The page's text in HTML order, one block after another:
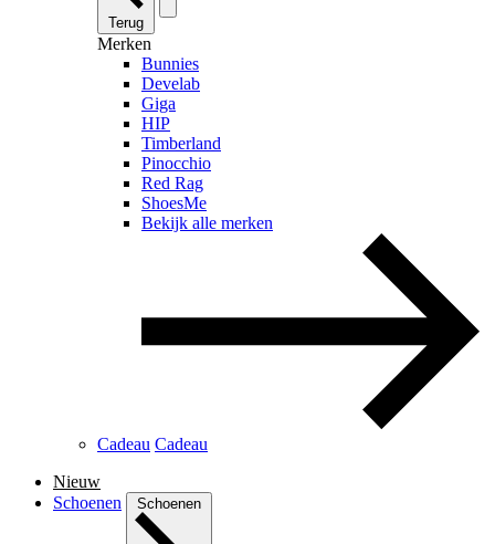
Terug
Merken
Bunnies
Develab
Giga
HIP
Timberland
Pinocchio
Red Rag
ShoesMe
Bekijk alle merken
Cadeau Cadeau
Nieuw
Schoenen
Schoenen